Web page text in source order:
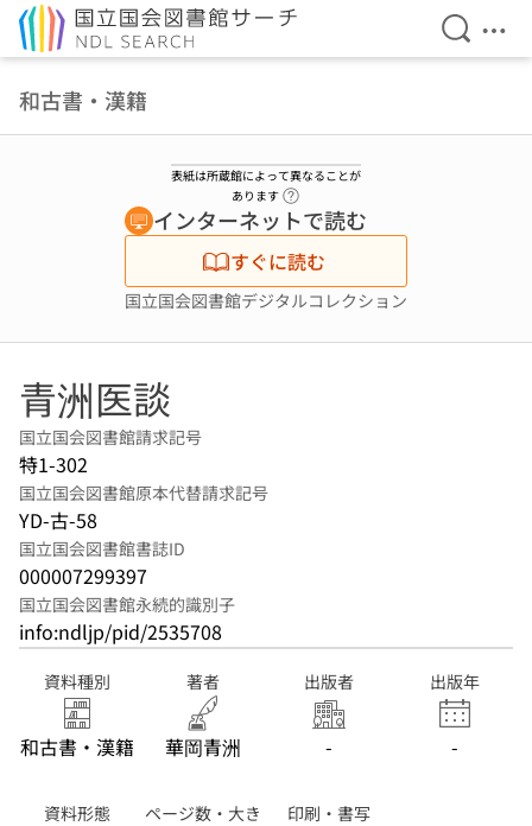
検索を
メ
和古書・漢籍
表紙は所蔵館によって異なることが
あります
インターネットで読む
すぐに読む
国立国会図書館デジタルコレクション
青洲医談
国立国会図書館請求記号
特1-302
国立国会図書館原本代替請求記号
YD-古-58
国立国会図書館書誌ID
000007299397
国立国会図書館永続的識別子
info:ndljp/pid/2535708
資料種別
和古書・漢籍
著者
華岡青洲
出版者
-
出版年
-
資料形態
ページ数・大き
印刷・書写